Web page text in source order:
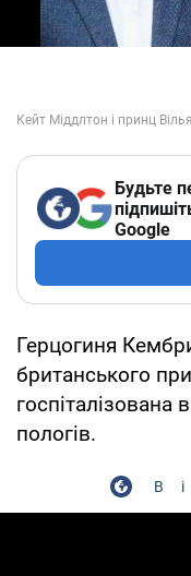
Будьте
Google
Герцогиня
британського
госпіталізована
пологів.